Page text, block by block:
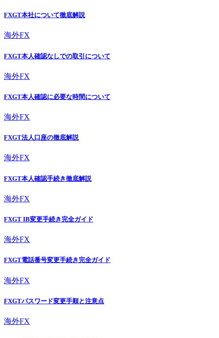
FXGT本社について徹底解説
海外FX
FXGT本人確認なしでの取引について
海外FX
FXGT本人確認に必要な時間について
海外FX
FXGT法人口座の徹底解説
海外FX
FXGT本人確認手続き徹底解説
海外FX
FXGT IB変更手続き完全ガイド
海外FX
FXGT電話番号変更手続き完全ガイド
海外FX
FXGTパスワード変更手順と注意点
海外FX